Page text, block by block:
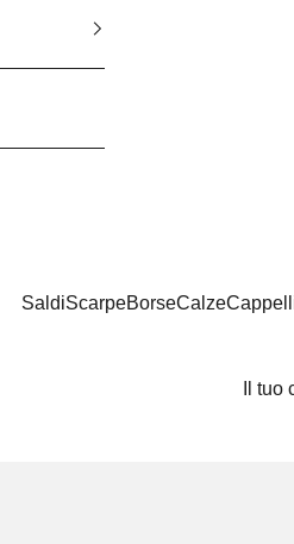
SaldiScarpeBorseCalze
Il